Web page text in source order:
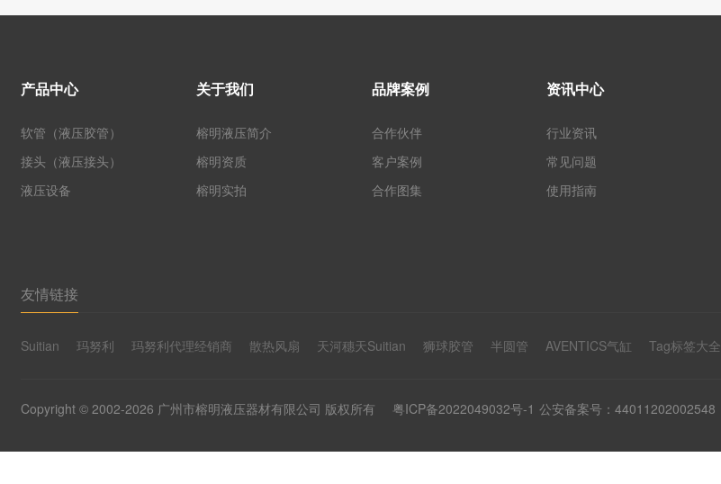
产品中心
软管（液压胶管）
接头（液压接头）
液压设备
关于我们
榕明液压简介
榕明资质
榕明实拍
品牌案例
合作伙伴
客户案例
合作图集
资讯中心
行业资讯
常见问题
使用指南
友情链接
Suitian 玛努利 玛努利代理经销商 散热风扇 天河穗天Suitian 狮球胶管 半圆管 AVENTICS气缸 Tag标签大全
Copyright © 2002-2026 广州市榕明液压器材有限公司 版权所有 粤ICP备2022049032号-1 公安备案号：44011202002548